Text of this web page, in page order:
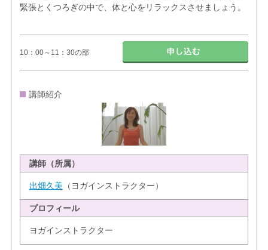
緊張とくつろぎの中で、体と心をリラックスさせましょう。
10：00～11：30の部
講師紹介
講師（所属）
出畑久美 （ヨガインストラクター）
プロフィール
ヨガインストラクター